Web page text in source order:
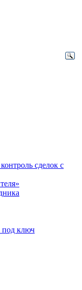
сделок с
под ключ